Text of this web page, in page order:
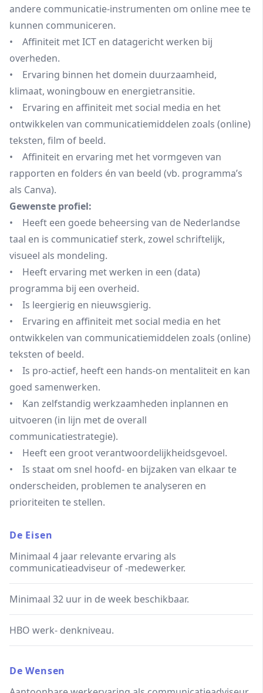
andere communicatie-instrumenten om online mee te
kunnen communiceren.
• Affiniteit met ICT en datagericht werken bij
overheden.
• Ervaring binnen het domein duurzaamheid,
klimaat, woningbouw en energietransitie.
• Ervaring en affiniteit met social media en het
ontwikkelen van communicatiemiddelen zoals (online)
teksten, film of beeld.
• Affiniteit en ervaring met het vormgeven van
rapporten en folders én van beeld (vb. programma’s
als Canva).
Gewenste profiel:
• Heeft een goede beheersing van de Nederlandse
taal en is communicatief sterk, zowel schriftelijk,
visueel als mondeling.
• Heeft ervaring met werken in een (data)
programma bij een overheid.
• Is leergierig en nieuwsgierig.
• Ervaring en affiniteit met social media en het
ontwikkelen van communicatiemiddelen zoals (online)
teksten of beeld.
• Is pro-actief, heeft een hands-on mentaliteit en kan
goed samenwerken.
• Kan zelfstandig werkzaamheden inplannen en
uitvoeren (in lijn met de overall
communicatiestrategie).
• Heeft een groot verantwoordelijkheidsgevoel.
• Is staat om snel hoofd- en bijzaken van elkaar te
onderscheiden, problemen te analyseren en
prioriteiten te stellen.
De Eisen
Minimaal 4 jaar relevante ervaring als
communicatieadviseur of -medewerker.
Minimaal 32 uur in de week beschikbaar.
HBO werk- denkniveau.
De Wensen